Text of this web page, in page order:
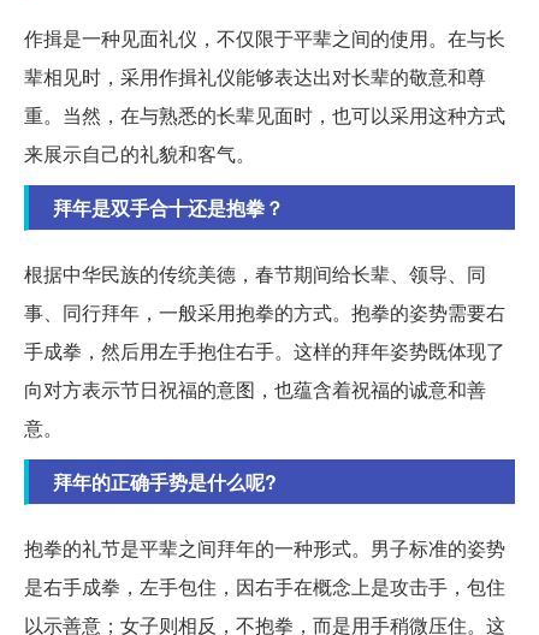
作揖是一种见面礼仪，不仅限于平辈之间的使用。在与长
辈相见时，采用作揖礼仪能够表达出对长辈的敬意和尊
重。当然，在与熟悉的长辈见面时，也可以采用这种方式
来展示自己的礼貌和客气。
拜年是双手合十还是抱拳？
根据中华民族的传统美德，春节期间给长辈、领导、同
事、同行拜年，一般采用抱拳的方式。抱拳的姿势需要右
手成拳，然后用左手抱住右手。这样的拜年姿势既体现了
向对方表示节日祝福的意图，也蕴含着祝福的诚意和善
意。
拜年的正确手势是什么呢?
抱拳的礼节是平辈之间拜年的一种形式。男子标准的姿势
是右手成拳，左手包住，因右手在概念上是攻击手，包住
以示善意；女子则相反，不抱拳，而是用手稍微压住。这